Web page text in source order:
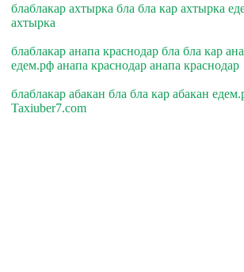
блаблакар ахтырка бла бла кар ахтырка
ахтырка
блаблакар анапа краснодар бла бла кар
едем.рф анапа краснодар анапа краснодар
блаблакар абакан бла бла кар абакан
Taxiuber7.com